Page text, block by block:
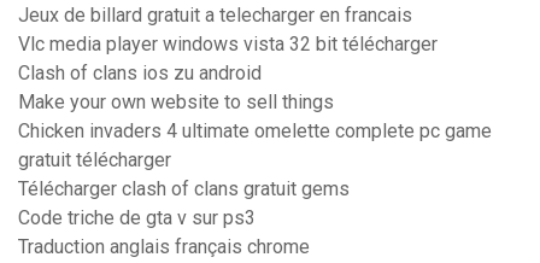
Jeux de billard gratuit a telecharger en francais
Vlc media player windows vista 32 bit télécharger
Clash of clans ios zu android
Make your own website to sell things
Chicken invaders 4 ultimate omelette complete pc game
gratuit télécharger
Télécharger clash of clans gratuit gems
Code triche de gta v sur ps3
Traduction anglais français chrome